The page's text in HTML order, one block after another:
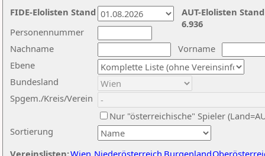
Nachname
Vorname
Ebene
Sortierung
Personennummer
Bundesland
Spgem./Kreis/Verein
Nur "österreichische" Spieler
Vereinslisten:Wien Niederösterreich Burgenland
AUT-Elolisten
6.936
FIDE-Elolisten Stand